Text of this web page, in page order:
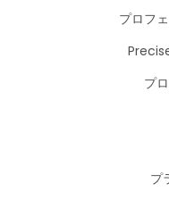
プロフ
プ
プ